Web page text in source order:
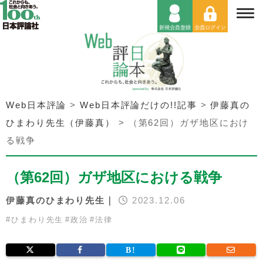
Web日本評論 >Web日本評論だけの!!記事 >伊藤真の
ひまわり先生（伊藤真）
>
（第62回）ガザ地区におけ
る戦争
（第62回）ガザ地区における戦争
伊藤真のひまわり先生｜ 2023.12.06
#ひまわり先生 #政治 #法律